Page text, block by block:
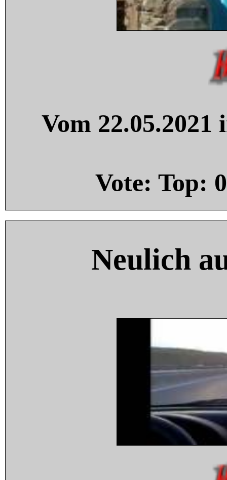
Vom
Vote: Top: 0
Neulich